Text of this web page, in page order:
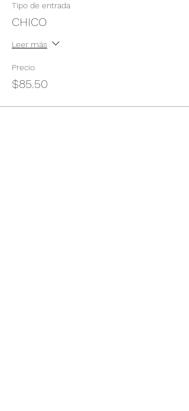
Tipo de entrada
CHICO
Leer más
Precio
$85.50